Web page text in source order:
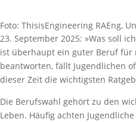
Foto: ThisisEngineering RAEng,
23. September 2025: »Was soll
ist überhaupt ein guter Beruf für
beantworten, fällt Jugendlichen
dieser Zeit die wichtigsten
Die Berufswahl gehört zu den
Leben. Häufig achten